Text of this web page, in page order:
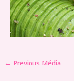
← Previous Média